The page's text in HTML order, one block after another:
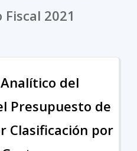
2021
del
Presupuesto de
Clasificación por